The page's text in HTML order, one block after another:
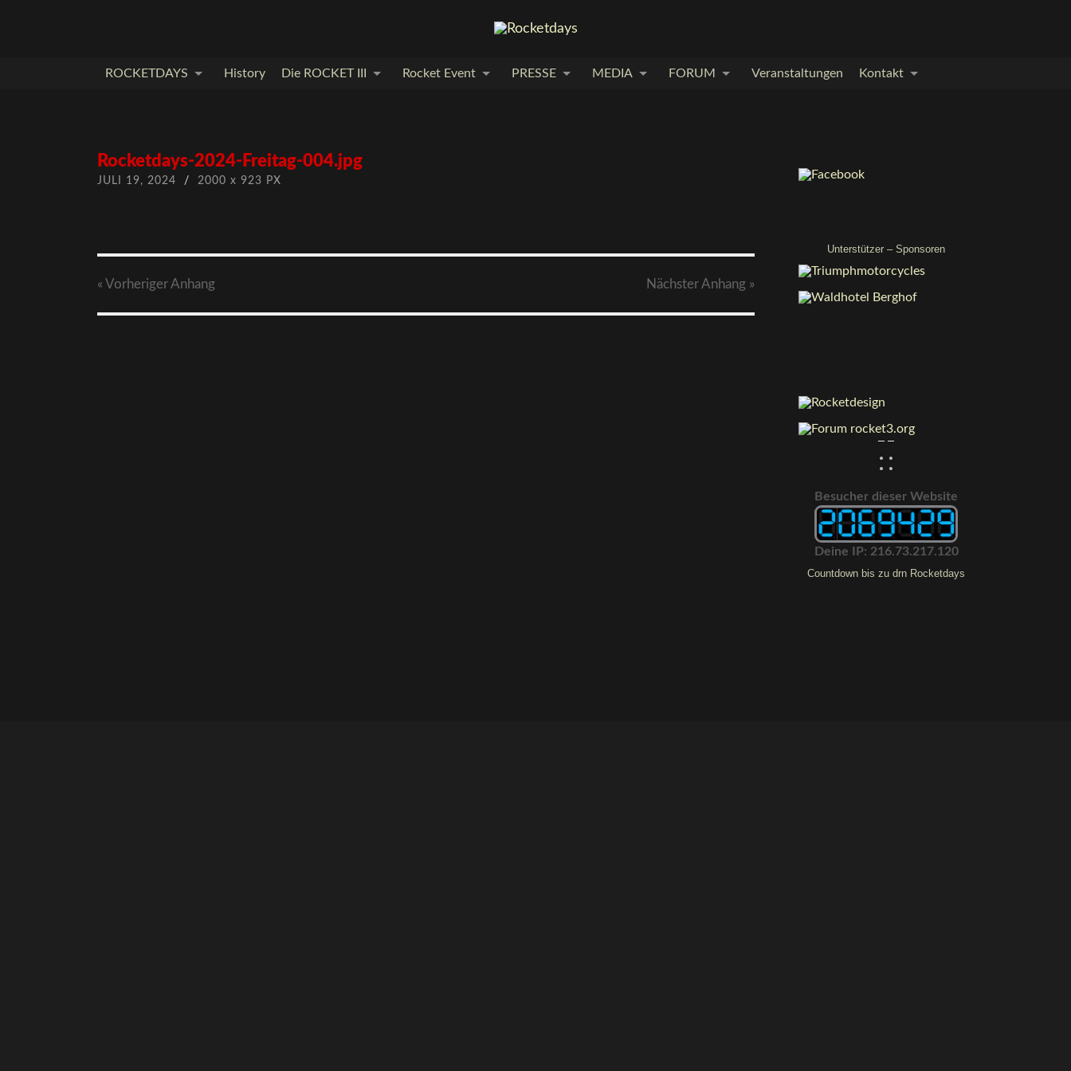
ROCKETDAYS History Die ROCKET III Rocket Event PRESSE MEDIA FORUM Veranstaltungen Kontakt
Rocketdays-2024-Freitag-004.jpg
JULI 19, 2024 / 2000 x 923 PX
« VorherigerAnhang NächsterAnhang »
Unterstützer – Sponsoren
: :
Besucher dieser Website
Deine IP: 216.73.217.120
Countdown bis zu drn Rocketdays